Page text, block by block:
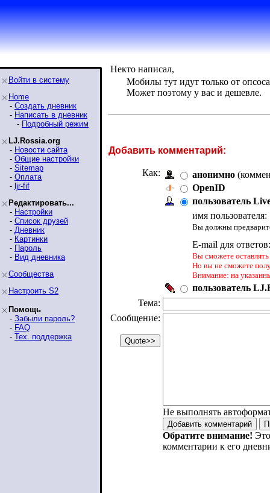
Войти в систему
Home
- Создать дневник
- Написать в дневник
- Подробный режим
LJ.Rossia.org
- Новости сайта
- Общие настройки
- Sitemap
- Оплата
- ljr-fif
Редактировать...
- Настройки
- Список друзей
- Дневник
- Картинки
- Пароль
- Вид дневника
Сообщества
Настроить S2
Помощь
- Забыли пароль?
- FAQ
- Тех. поддержка
Некто написал,
Мобилы тут идут только от
Может поэтому у вас и дешевле.
Добавить комментарий:
Как: анонимно
OpenID
пользователь
имя пользователя:
Вы должны
E-mail для
Вы сможете
Но вы не сможете
Внимание: на
пользователь
Тема:
Сообщение:
Не выполнять
Обратите внимание!
комментарии к его